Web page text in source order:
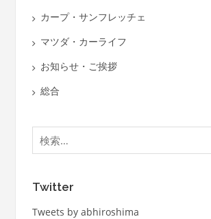
カープ・サンフレッチェ
マツダ・カーライフ
お知らせ・ご挨拶
総合
検
索:
Twitter
Tweets by abhiroshima